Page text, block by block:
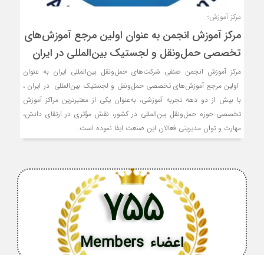
مرکز آموزش؛
مرکز آموزش انجمن به عنوان اولین مرجع آموزش‌های
تخصصی حمل‌ونقل و لجستیک بین‌المللی در ایران
مرکز آموزش انجمن صنفی شرکت‌های حمل‌ونقل بین‌المللی ایران به عنوان
اولین مرجع آموزش‌های تخصصی حمل‌ونقل و لجستیک بین‌المللی در ایران ،
با بیش از دو دهه تجربه آموزشی، به‌عنوان یکی از معتبرترین مراکز آموزش
تخصصی حوزه حمل‌ونقل بین‌المللی در کشور، نقش مؤثری در ارتقای دانش،
مهارت و توان مدیریتی فعالان این صنعت ایفا نموده است.
اعضاء Members
755